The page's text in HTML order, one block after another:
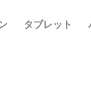
タブレット